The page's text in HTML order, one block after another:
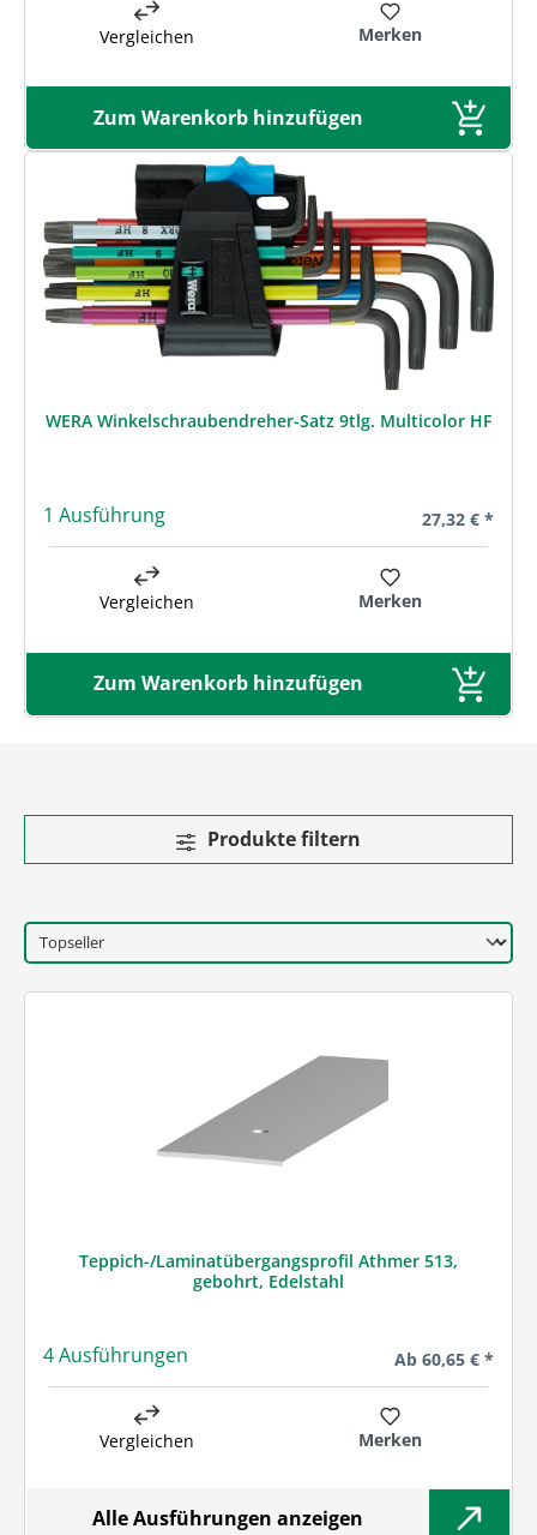
Vergleichen Merken
Zum Warenkorb hinzufügen
WERA Winkelschraubendreher-Satz 9tlg. Multicolor HF
1 Ausführung Regulärer
27,32 € *
Vergleichen Merken
Zum Warenkorb hinzufügen
Produkte filtern
Teppich-/Laminatübergangsprofil Athmer 513,
gebohrt, Edelstahl
4 Ausführungen Regulärer Preis:
Ab 60,65 € *
Vergleichen Merken
Alle Ausführungen anzeigen